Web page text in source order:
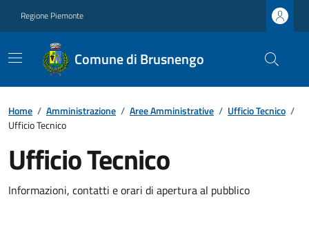
Regione Piemonte
Comune di Brusnengo
Home / Amministrazione / Aree Amministrative / Ufficio Tecnico /
Ufficio Tecnico
Ufficio Tecnico
Informazioni, contatti e orari di apertura al pubblico